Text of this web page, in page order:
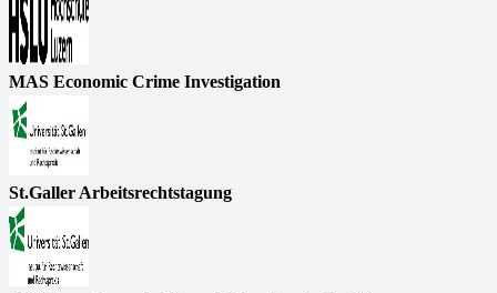
MAS Economic Crime Investigation
St.Galler Arbeitsrechtstagung